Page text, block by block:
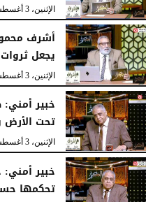
الإثنين، 3 أغسطس 2026
أشرف
يجعل
الإثنين، 3 أغسطس 2026
خبير
تحت الأرض
الإثنين، 3 أغسطس 2026
خبير
تحكمها حسابات